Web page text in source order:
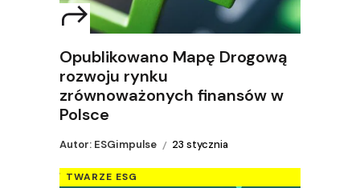
Opublikowano Mapę Drogową
rozwoju rynku
zrównoważonych finansów w
Polsce
Autor: ESGimpulse 23 stycznia
TWARZE ESG